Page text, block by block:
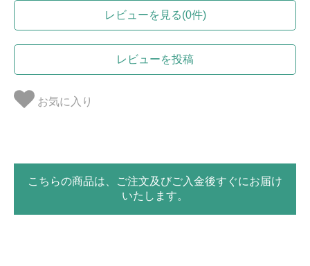
レビューを見る(0件)
レビューを投稿
お気に入り
こちらの商品は、ご注文及びご入金後すぐにお届け
いたします。